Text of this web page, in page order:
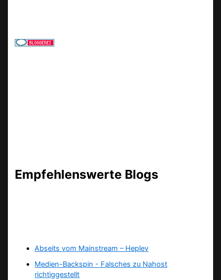
Empfehlenswerte Blogs
Abseits vom Mainstream – Heplev
Medien-Backspin - Falsches zu Nahost
richtiggestellt